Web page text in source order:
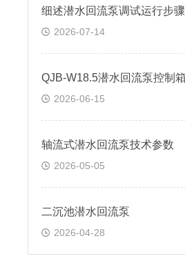
细述潜水回流泵调试运行步骤
2026-07-14
2026-06-15
轴流式潜水回流泵技术参数
2026-05-05
二沉池潜水回流泵
2026-04-28